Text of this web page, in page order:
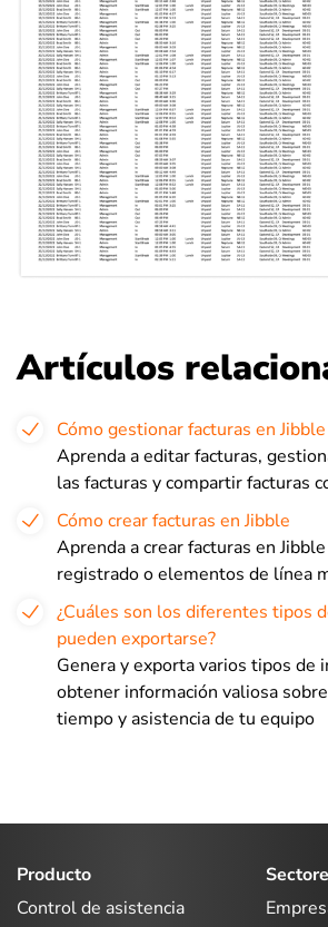
Artículos
Cómo gestionar facturas en Jibble
Aprenda a editar facturas,
las facturas y compartir facturas
Cómo crear facturas en Jibble
Aprenda a crear facturas en
registrado o elementos de línea
¿Cuáles son los diferentes tipos
pueden exportarse?
Genera y exporta varios tipos de
obtener información valiosa
tiempo y asistencia de tu equipo
Producto
Control de asistencia